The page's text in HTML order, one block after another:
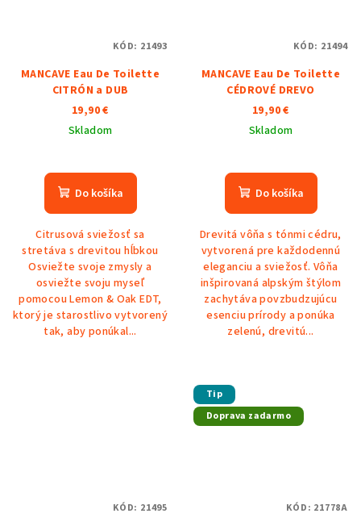
MANCAVE Eau De Toilette
CITRÓN a DUB
19,90 €
Skladom
Do košíka
Citrusová sviežosť sa
stretáva s drevitou hĺbkou
Osviežte svoje zmysly a
osviežte svoju myseľ
pomocou Lemon & Oak EDT,
ktorý je starostlivo vytvorený
tak, aby ponúkal...
KÓD: 21493
MANCAVE Eau De Toilette
CÉDROVÉ DREVO
19,90 €
Skladom
Do košíka
Drevitá vôňa s tónmi cédru,
vytvorená pre každodennú
eleganciu a sviežosť. Vôňa
inšpirovaná alpským štýlom
zachytáva povzbudzujúcu
esenciu prírody a ponúka
zelenú, drevitú...
KÓD: 21494
KÓD: 21495
Tip
Doprava zadarmo
KÓD: 21778A